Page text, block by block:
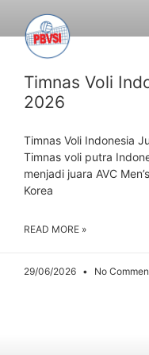
Timnas Voli
2026
Timnas Voli Indonesia
Timnas voli putra
menjadi juara AVC
Korea
READ MORE »
29/06/2026 No